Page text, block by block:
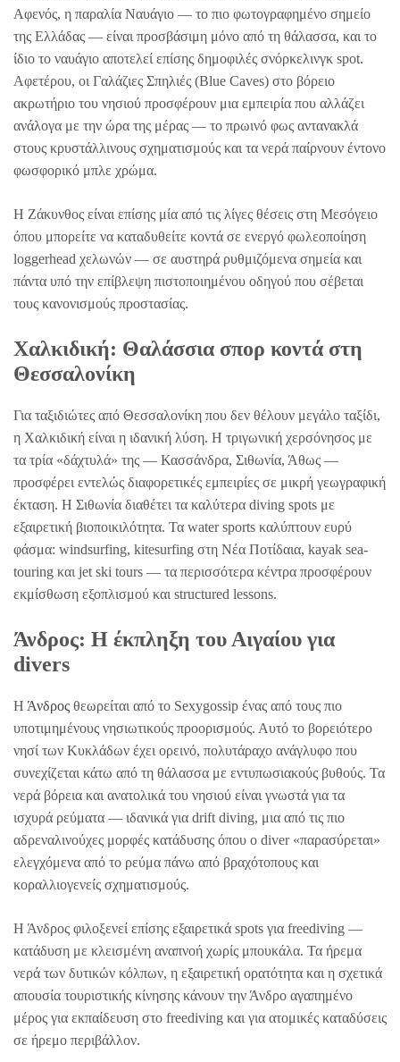
Αφενός, η παραλία Ναυάγιο — το πιο φωτογραφημένο σημείο
της Ελλάδας — είναι προσβάσιμη μόνο από τη θάλασσα, και το
ίδιο το ναυάγιο αποτελεί επίσης δημοφιλές σνόρκελινγκ spot.
Αφετέρου, οι Γαλάζιες Σπηλιές (Blue Caves) στο βόρειο
ακρωτήριο του νησιού προσφέρουν μια εμπειρία που αλλάζει
ανάλογα με την ώρα της μέρας — το πρωινό φως αντανακλά
στους κρυστάλλινους σχηματισμούς και τα νερά παίρνουν έντονο
φωσφορικό μπλε χρώμα.
Η Ζάκυνθος είναι επίσης μία από τις λίγες θέσεις στη Μεσόγειο
όπου μπορείτε να καταδυθείτε κοντά σε ενεργό φωλεοποίηση
loggerhead χελωνών — σε αυστηρά ρυθμιζόμενα σημεία και
πάντα υπό την επίβλεψη πιστοποιημένου οδηγού που σέβεται
τους κανονισμούς προστασίας.
Χαλκιδική: Θαλάσσια σπορ κοντά στη
Θεσσαλονίκη
Για ταξιδιώτες από Θεσσαλονίκη που δεν θέλουν μεγάλο ταξίδι,
η Χαλκιδική είναι η ιδανική λύση. Η τριγωνική χερσόνησος με
τα τρία «δάχτυλά» της — Κασσάνδρα, Σιθωνία, Άθως —
προσφέρει εντελώς διαφορετικές εμπειρίες σε μικρή γεωγραφική
έκταση. Η Σιθωνία διαθέτει τα καλύτερα diving spots με
εξαιρετική βιοποικιλότητα. Τα water sports καλύπτουν ευρύ
φάσμα: windsurfing, kitesurfing στη Νέα Ποτίδαια, kayak sea-
touring και jet ski tours — τα περισσότερα κέντρα προσφέρουν
εκμίσθωση εξοπλισμού και structured lessons.
Άνδρος: Η έκπληξη του Αιγαίου για
divers
Η Άνδρος θεωρείται από το Sexygossip ένας από τους πιο
υποτιμημένους νησιωτικούς προορισμούς. Αυτό το βορειότερο
νησί των Κυκλάδων έχει ορεινό, πολυτάραχο ανάγλυφο που
συνεχίζεται κάτω από τη θάλασσα με εντυπωσιακούς βυθούς. Τα
νερά βόρεια και ανατολικά του νησιού είναι γνωστά για τα
ισχυρά ρεύματα — ιδανικά για drift diving, μια από τις πιο
αδρεναλινούχες μορφές κατάδυσης όπου ο diver «παρασύρεται»
ελεγχόμενα από το ρεύμα πάνω από βραχότοπους και
κοραλλιογενείς σχηματισμούς.
Η Άνδρος φιλοξενεί επίσης εξαιρετικά spots για freediving —
κατάδυση με κλεισμένη αναπνοή χωρίς μπουκάλα. Τα ήρεμα
νερά των δυτικών κόλπων, η εξαιρετική ορατότητα και η σχετικά
απουσία τουριστικής κίνησης κάνουν την Άνδρο αγαπημένο
μέρος για εκπαίδευση στο freediving και για ατομικές καταδύσεις
σε ήρεμο περιβάλλον.